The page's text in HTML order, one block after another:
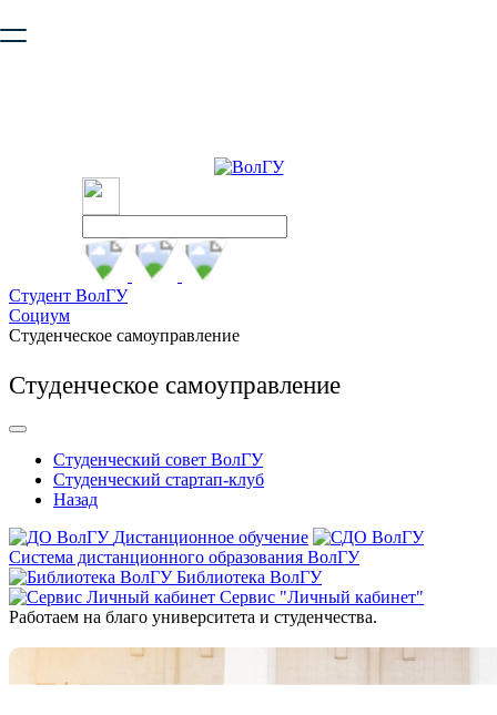
безопасную работу с сайтом. Пожалуйста
Студент ВолГУ
Социум
Студенческое самоуправление
Студенческое самоуправление
Студенческий совет ВолГУ
Студенческий стартап-клуб
Назад
Дистанционное обучение
Система дистанционного образования ВолГУ
Библиотека ВолГУ
Сервис "Личный кабинет"
Работаем на благо университета и студенчества.